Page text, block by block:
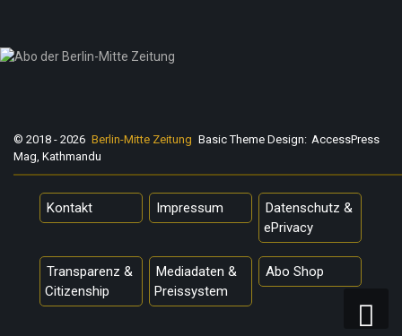
© 2018 - 2026 Berlin-Mitte Zeitung Basic Theme Design: AccessPress
Mag, Kathmandu
Kontakt Impressum
Datenschutz &
ePrivacy
Transparenz &
Citizenship
Mediadaten &
Preissystem
Abo Shop